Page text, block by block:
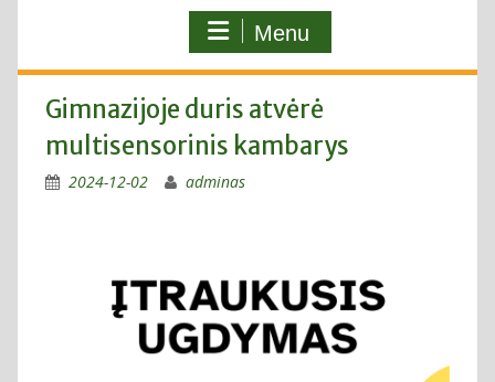
Menu
Gimnazijoje duris atvėrė
multisensorinis kambarys
2024-12-02 adminas